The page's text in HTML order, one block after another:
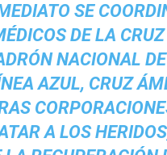
SE
DE LA
NACIONAL
AZUL, CRUZ
A LOS